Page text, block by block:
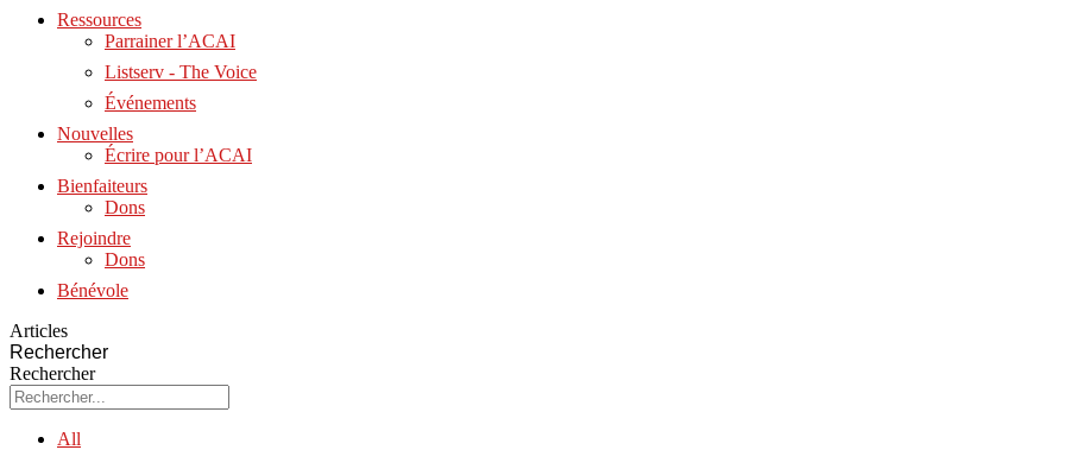
Ressources
Parrainer l’ACAI
Listserv - The Voice
Événements
Nouvelles
Écrire pour l’ACAI
Bienfaiteurs
Dons
Rejoindre
Dons
Bénévole
Articles
Rechercher
Rechercher
All